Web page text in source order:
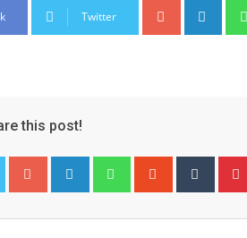
Twitter Google+
this post!
Google+ LinkedIn WhatsappStumbleUpon
Tumblr